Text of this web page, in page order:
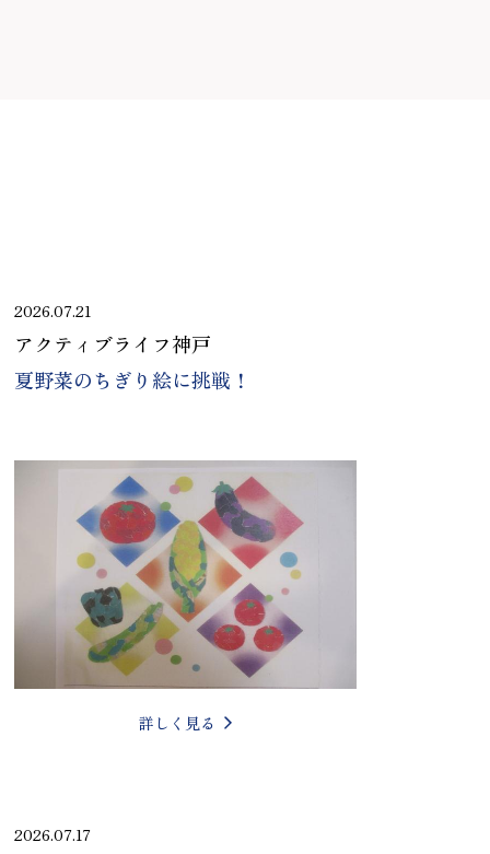
2026.07.21
アクティブライフ神戸
夏野菜のちぎり絵に挑戦！
詳しく見る
2026.07.17